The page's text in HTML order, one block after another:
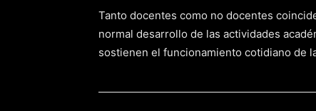
Tanto docentes como no docentes
normal desarrollo de las actividades
sostienen el funcionamiento cotidiano de